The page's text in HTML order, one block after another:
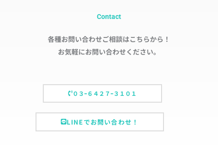
Contact
各種お問い合わせご相談はこちらから！
お気軽にお問い合わせください。
０３ｰ６４２７ｰ３１０１
LINEでお問い合わせ！